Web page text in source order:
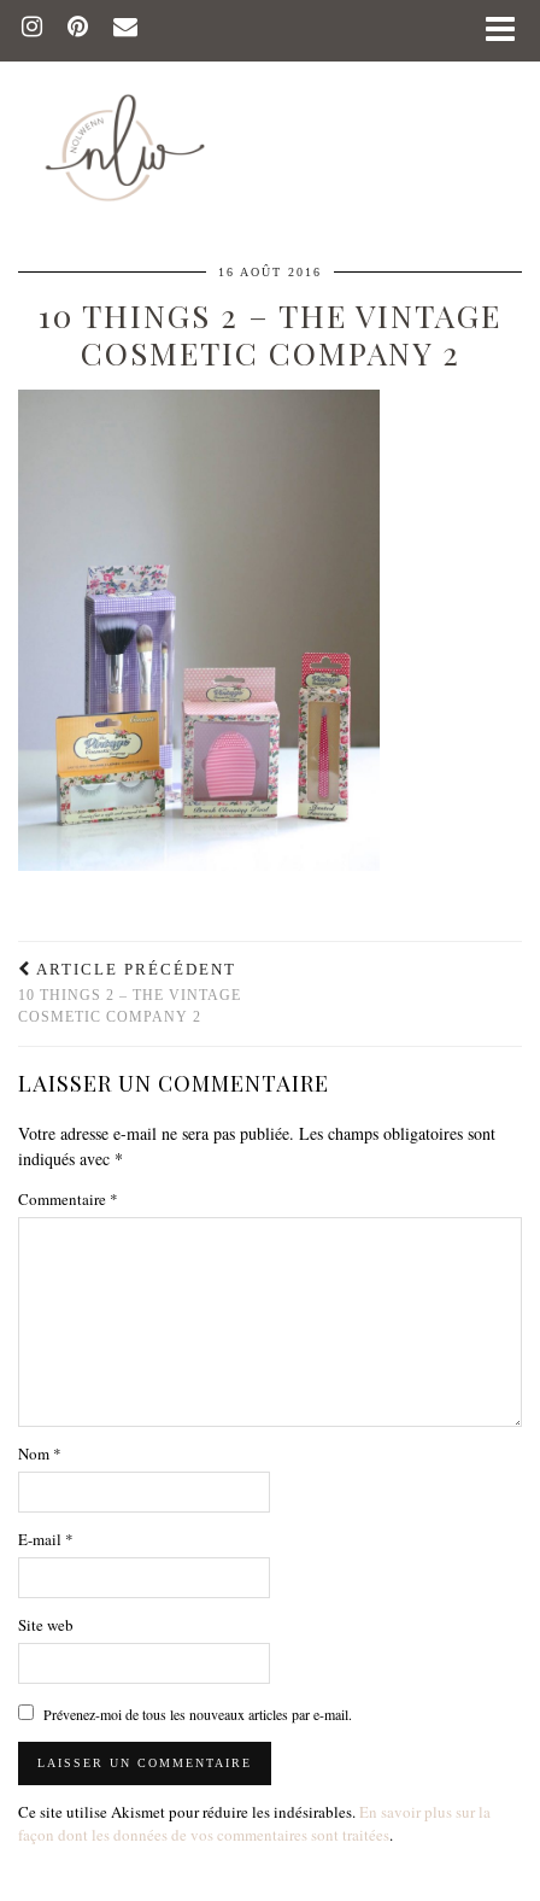
16 AOÛT 2016
10 THINGS 2 – THE VINTAGE
COSMETIC COMPANY 2
ARTICLE PRÉCÉDENT
10 THINGS 2 – THE VINTAGE
COSMETIC COMPANY 2
LAISSER UN COMMENTAIRE
Votre adresse e-mail ne sera pas publiée. Les champs obligatoires sont
indiqués avec *
Commentaire *
Nom *
E-mail *
Site web
Prévenez-moi de tous les nouveaux articles par e-mail.
Ce site utilise Akismet pour réduire les indésirables. En savoir plus sur la
façon dont les données de vos commentaires sont traitées.